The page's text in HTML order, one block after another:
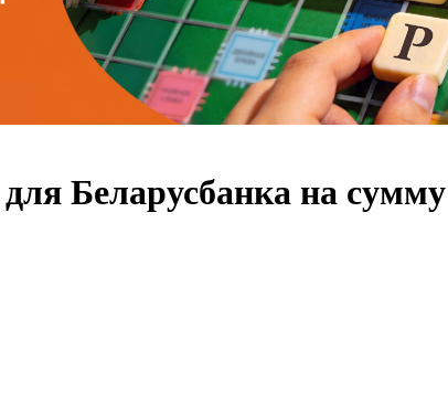
Беларусбанка на